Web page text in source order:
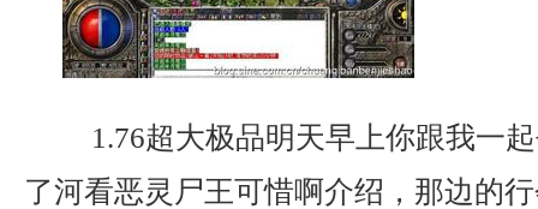
1.76超大极品明天早上你跟我一
了河看恶灵尸王可惜啊介绍，那边的